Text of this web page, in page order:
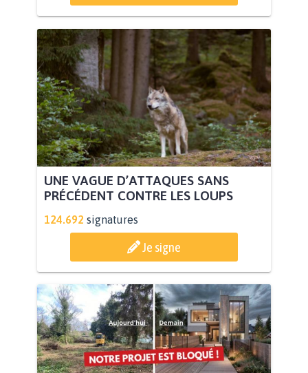
UNE VAGUE D’ATTAQUES SANS
PRÉCÉDENT CONTRE LES LOUPS
124.692 signatures
Je signe